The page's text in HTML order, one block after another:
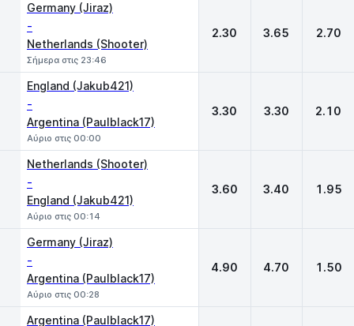
Germany (Jiraz)
-
Netherlands (Shooter)
Σήμερα στις 23:46
2.30 3.65 2.70
England (Jakub421)
-
Argentina (Paulblack17)
Αύριο στις 00:00
3.30 3.30 2.10
Netherlands (Shooter)
-
England (Jakub421)
Αύριο στις 00:14
3.60 3.40 1.95
Germany (Jiraz)
-
Argentina (Paulblack17)
Αύριο στις 00:28
4.90 4.70 1.50
Argentina (Paulblack17)